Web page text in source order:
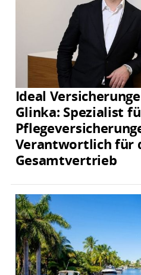
Ideal
Glinka: Spezialist
Verantwortlich für
Gesamtvertrieb